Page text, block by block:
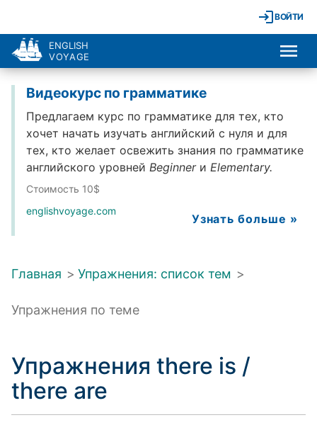
ВОЙТИ
ENGLISH
VOYAGE
Видеокурс по грамматике
Предлагаем курс по грамматике для тех, кто
хочет начать изучать английский с нуля и для
тех, кто желает освежить знания по грамматике
английского уровней Beginnerи Elementary.
Стоимость 10$
englishvoyage.com
Узнать больше »
Главная > Упражнения: список тем >
Упражнения по теме
Упражнения there is /
there are